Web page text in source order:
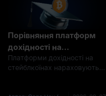
Порівняння платформ
дохідності на
стейблкоїнах: хто
насправді платить вам
Платформи дохідності на
стейблкоїнах нараховують